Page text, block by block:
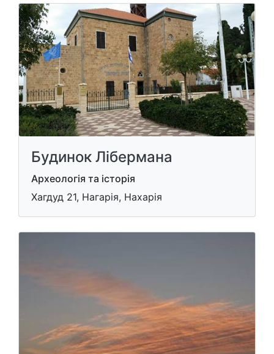
Будинок Лібермана
Археологія та історія
Хагдуд 21, Нагарія, Нахарія